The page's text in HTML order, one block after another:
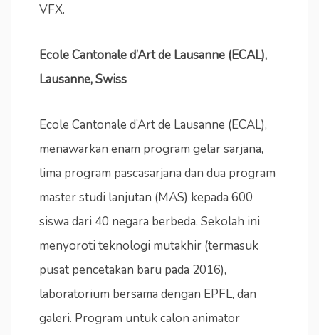
VFX.
Ecole Cantonale d’Art de Lausanne (ECAL),
Lausanne, Swiss
Ecole Cantonale d’Art de Lausanne (ECAL),
menawarkan enam program gelar sarjana,
lima program pascasarjana dan dua program
master studi lanjutan (MAS) kepada 600
siswa dari 40 negara berbeda. Sekolah ini
menyoroti teknologi mutakhir (termasuk
pusat pencetakan baru pada 2016),
laboratorium bersama dengan EPFL, dan
galeri. Program untuk calon animator